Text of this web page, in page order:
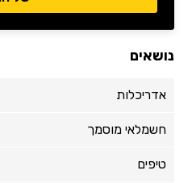
נושאים
אדריכלות
חשמלאי מוסמך
טיפים